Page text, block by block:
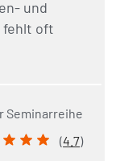
und
fehlt oft
Seminarreihe
(4.7)